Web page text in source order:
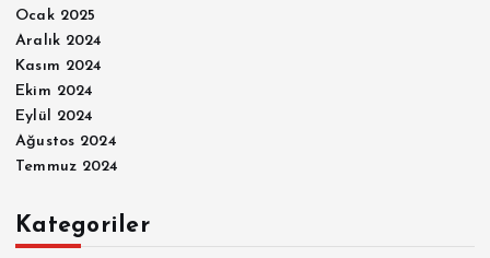
Ocak 2025
Aralık 2024
Kasım 2024
Ekim 2024
Eylül 2024
Ağustos 2024
Temmuz 2024
Kategoriler